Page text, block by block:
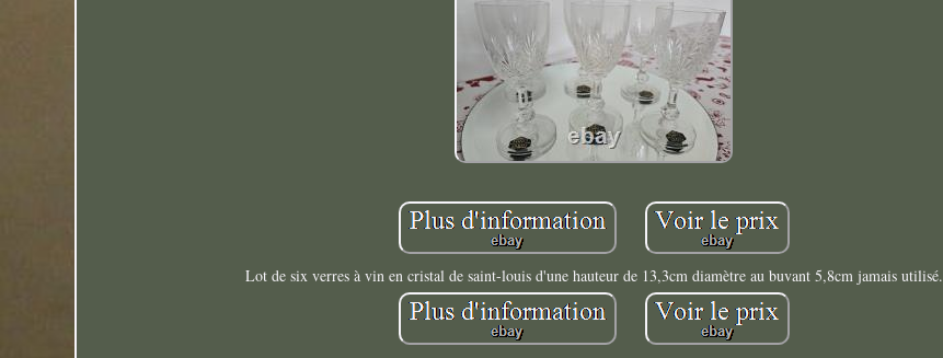
Lot de six verres à vin en cristal de saint-louis d'une hauteur de 13,3cm diamètre au buvant 5,8cm jamais utilisé.